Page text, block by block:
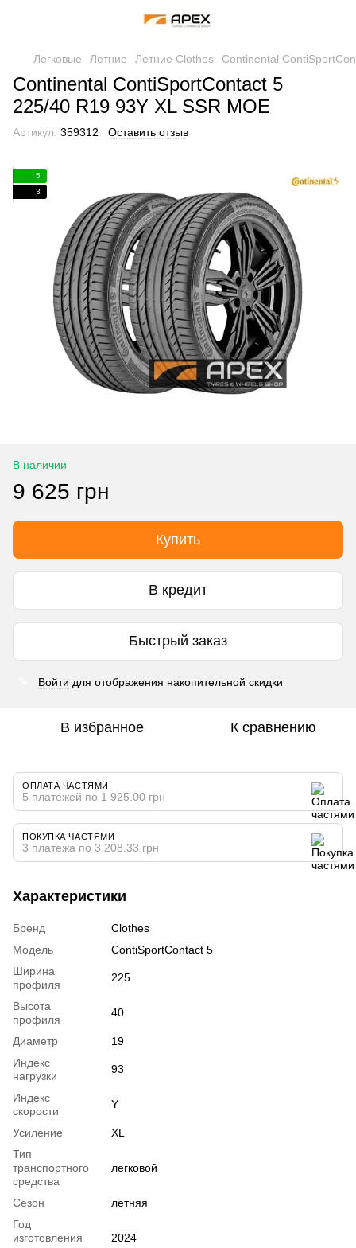
Легковые Летние Летние Clothes Continental
Continental ContiSportContact 5
225/40 R19 93Y XL SSR MOE
Артикул: 359312 Оставить отзыв
5
3
В наличии
9 625 грн
Купить
В кредит
Быстрый заказ
Войти для отображения накопительной скидки
В избранное К сравнению
ОПЛАТА ЧАСТЯМИ
5 платежей по 1 925.00 грн
ПОКУПКА ЧАСТЯМИ
3 платежа по 3 208.33 грн
Характеристики
Бренд
Clothes
Модель
ContiSportContact 5
Ширина
профиля
225
Высота
профиля
40
Диаметр
19
Индекс
нагрузки
93
Индекс
скорости
Y
Усиление
XL
Тип
транспортного
средства
легковой
Сезон
летняя
Год
изготовления
2024